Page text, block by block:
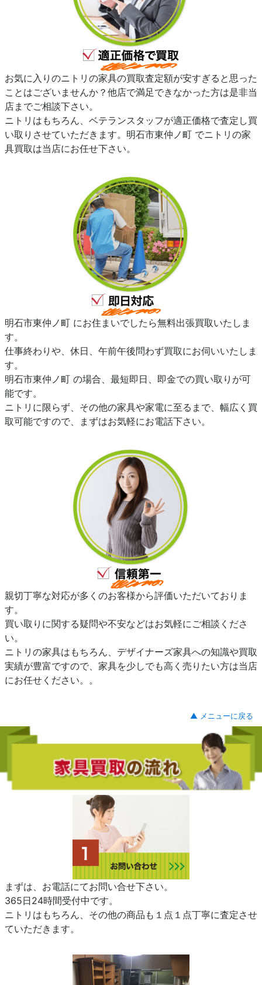
お気に入りのニトリの家具の買取査定額が安すぎると思った
ことはございませんか？他店で満足できなかった方は是非当
店までご相談下さい。
ニトリはもちろん、ベテランスタッフが適正価格で査定し買
い取りさせていただきます。明石市東仲ノ町 でニトリの家
具買取は当店にお任せ下さい。
明石市東仲ノ町 にお住まいでしたら無料出張買取いたしま
す。
仕事終わりや、休日、午前午後問わず買取にお伺いいたしま
す。
明石市東仲ノ町 の場合、最短即日、即金での買い取りが可
能です。
ニトリに限らず、その他の家具や家電に至るまで、幅広く買
取可能ですので、まずはお気軽にお電話下さい。
親切丁寧な対応が多くのお客様から評価いただいておりま
す。
買い取りに関する疑問や不安などはお気軽にご相談くださ
い。
ニトリの家具はもちろん、デザイナーズ家具への知識や買取
実績が豊富ですので、家具を少しでも高く売りたい方は当店
にお任せください。。
▲ メニューに戻る
まずは、お電話にてお問い合せ下さい。
365日24時間受付中です。
ニトリはもちろん、その他の商品も１点１点丁寧に査定させ
ていただきます。